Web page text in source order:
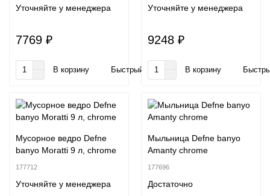
Уточняйте у менеджера
7769 ₽
В корзину Быстрый заказ
Уточняйте у менеджера
9248 ₽
В корзину
Мусорное ведро Defne
banyo Moratti 9 л, chrome
177712
Уточняйте у менеджера
Мыльница Defne banyo
Amanty chrome
177696
Достаточно